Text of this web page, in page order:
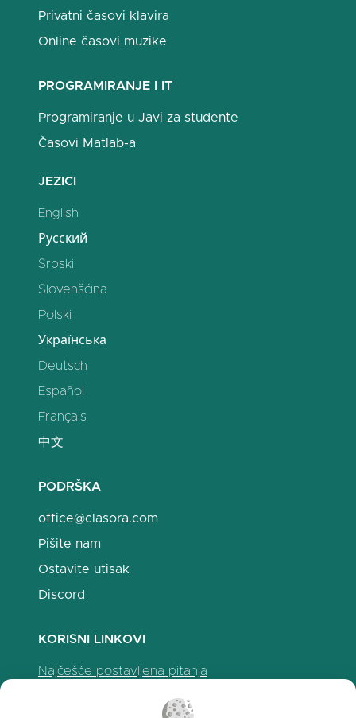
Privatni časovi klavira
Online časovi muzike
PROGRAMIRANJE I IT
Programiranje u Javi za studente
Časovi Matlab-a
JEZICI
English
Русский
Srpski
Slovenščina
Polski
Українська
Deutsch
Español
Français
中文
PODRŠKA
office@clasora.com
Pišite nam
Ostavite utisak
Discord
KORISNI LINKOVI
Najčešće postavljena pitanja